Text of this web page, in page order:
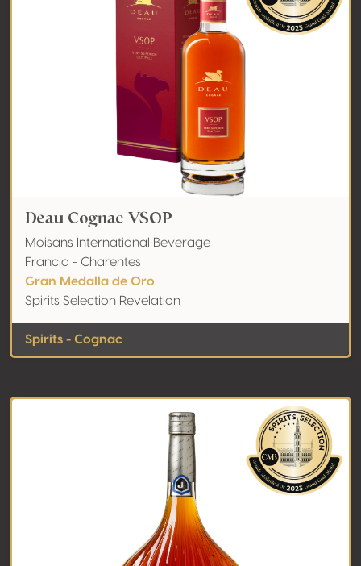
Deau Cognac VSOP
Moisans International Beverage
Francia - Charentes
Gran Medalla de Oro
Spirits Selection Revelation
Spirits - Cognac